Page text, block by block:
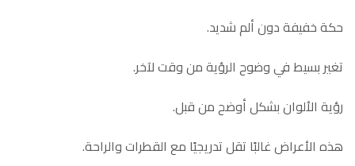
حكة خفيفة دون ألم شديد.
تغير بسيط في وضوح الرؤية من وقت لآخر.
رؤية الألوان بشكل أوضح من قبل.
هذه الأعراض غالبًا تقل تدريجيًا مع القطرات والراحة.